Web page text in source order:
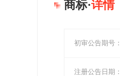
商标·详情
初审公告期号：
注册公告日期：